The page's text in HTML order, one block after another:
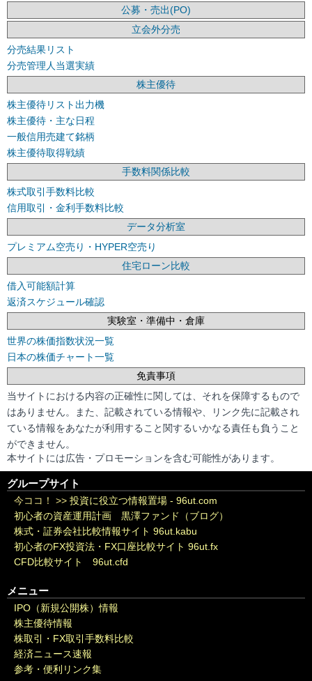
公募・売出(PO)
立会外分売
分売結果リスト
分売管理人当選実績
株主優待
株主優待リスト出力機
株主優待・主な日程
一般信用売建て銘柄
株主優待取得戦績
手数料関係比較
株式取引手数料比較
信用取引・金利手数料比較
データ分析室
プレミアム空売り・HYPER空売り
住宅ローン比較
借入可能額計算
返済スケジュール確認
実験室・準備中・倉庫
世界の株価指数状況一覧
日本の株価チャート一覧
免責事項
当サイトにおける内容の正確性に関しては、それを保障するもので
はありません。また、記載されている情報や、リンク先に記載され
ている情報をあなたが利用すること関するいかなる責任も負うこと
ができません。
本サイトには広告・プロモーションを含む可能性があります。
グループサイト
今ココ！ >> 投資に役立つ情報置場 - 96ut.com
初心者の資産運用計画 黒澤ファンド（ブログ）
株式・証券会社比較情報サイト 96ut.kabu
初心者のFX投資法・FX口座比較サイト 96ut.fx
CFD比較サイト 96ut.cfd
メニュー
IPO（新規公開株）情報
株主優待情報
株取引・FX取引手数料比較
経済ニュース速報
参考・便利リンク集